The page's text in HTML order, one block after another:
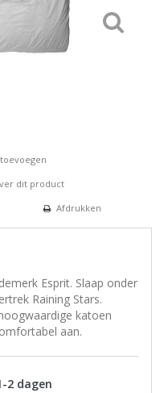
dit product
Afdrukken
Esprit. Slaap onder
Raining Stars.
katoen
aan.
2 dagen